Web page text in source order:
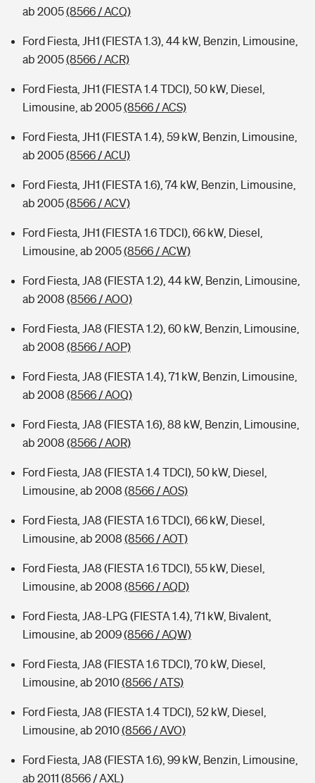
ab 2005(8566 / ACQ)
Ford Fiesta, JH1 (FIESTA 1.3), 44 kW, Benzin, Limousine,
ab 2005(8566 / ACR)
Ford Fiesta, JH1 (FIESTA 1.4 TDCI), 50 kW, Diesel,
Limousine, ab 2005(8566 / ACS)
Ford Fiesta, JH1 (FIESTA 1.4), 59 kW, Benzin, Limousine,
ab 2005(8566 / ACU)
Ford Fiesta, JH1 (FIESTA 1.6), 74 kW, Benzin, Limousine,
ab 2005(8566 / ACV)
Ford Fiesta, JH1 (FIESTA 1.6 TDCI), 66 kW, Diesel,
Limousine, ab 2005(8566 / ACW)
Ford Fiesta, JA8 (FIESTA 1.2), 44 kW, Benzin, Limousine,
ab 2008 (8566 / AOO)
Ford Fiesta, JA8 (FIESTA 1.2), 60 kW, Benzin, Limousine,
ab 2008 (8566 / AOP)
Ford Fiesta, JA8 (FIESTA 1.4), 71 kW, Benzin, Limousine,
ab 2008 (8566 / AOQ)
Ford Fiesta, JA8 (FIESTA 1.6), 88 kW, Benzin, Limousine,
ab 2008 (8566 / AOR)
Ford Fiesta, JA8 (FIESTA 1.4 TDCI), 50 kW, Diesel,
Limousine, ab 2008 (8566 / AOS)
Ford Fiesta, JA8 (FIESTA 1.6 TDCI), 66 kW, Diesel,
Limousine, ab 2008 (8566 / AOT)
Ford Fiesta, JA8 (FIESTA 1.6 TDCI), 55 kW, Diesel,
Limousine, ab 2008 (8566 / AQD)
Ford Fiesta, JA8-LPG (FIESTA 1.4), 71 kW, Bivalent,
Limousine, ab 2009(8566 / AQW)
Ford Fiesta, JA8 (FIESTA 1.6 TDCI), 70 kW, Diesel,
Limousine, ab 2010(8566 / ATS)
Ford Fiesta, JA8 (FIESTA 1.4 TDCI), 52 kW, Diesel,
Limousine, ab 2010(8566 / AVO)
Ford Fiesta, JA8 (FIESTA 1.6), 99 kW, Benzin, Limousine,
ab 2011 (8566 / AXL)